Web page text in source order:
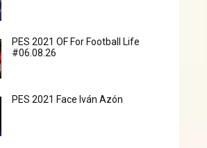
PES 2021 OF For Football Life
#06.08.26
PES 2021 Face Iván Azón